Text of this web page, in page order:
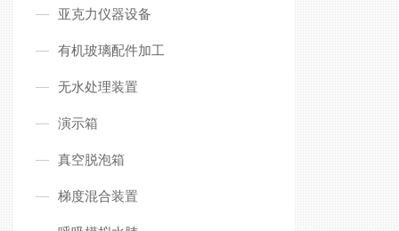
亚克力仪器设备
有机玻璃配件加工
无水处理装置
演示箱
真空脱泡箱
梯度混合装置